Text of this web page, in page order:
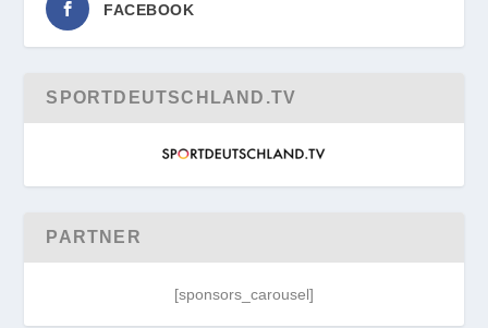
FACEBOOK
SPORTDEUTSCHLAND.TV
PARTNER
[sponsors_carousel]